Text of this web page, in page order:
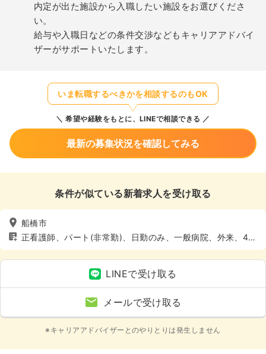
内定が出た施設から入職したい施設をお選びくださ
い。
給与や入職日などの条件交渉などもキャリアアドバイ
ザーがサポートいたします。
いま転職するべきかを相談するのもOK
希望や経験をもとに、LINEで相談できる
最新の募集状況を確認してみる
条件が似ている新着求人を受け取る
船橋市
正看護師、パート(非常勤)、日勤のみ、一般病院、外来、4週
8休以上
LINEで受け取る
メールで受け取る
※キャリアアドバイザーとのやりとりは発生しません